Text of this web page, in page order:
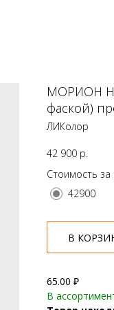
МОРИОН
фаской)
ЛИКолор
42 900 р.
Стоимость за
42900
В
65.00 ₽
В